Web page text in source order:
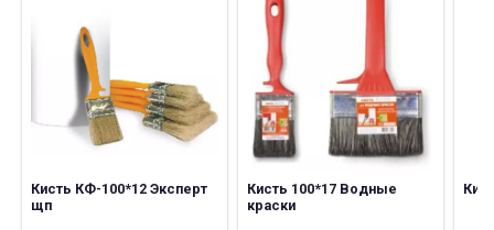
Кисть КФ-100*12 Эксперт
щп
Кисть 100*17 Водные
краски